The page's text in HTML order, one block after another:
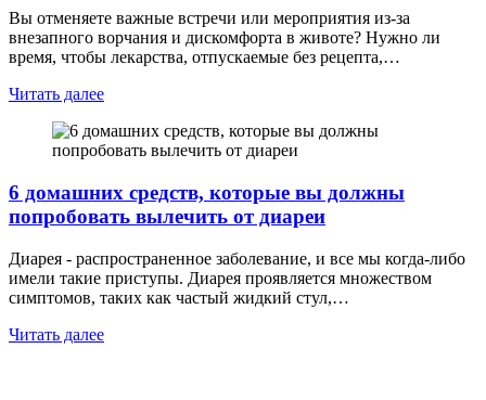
Вы отменяете важные встречи или мероприятия из-за
внезапного ворчания и дискомфорта в животе? Нужно ли
время, чтобы лекарства, отпускаемые без рецепта,…
Читать далее
6 домашних средств, которые вы должны
попробовать вылечить от диареи
Диарея - распространенное заболевание, и все мы когда-либо
имели такие приступы. Диарея проявляется множеством
симптомов, таких как частый жидкий стул,…
Читать далее